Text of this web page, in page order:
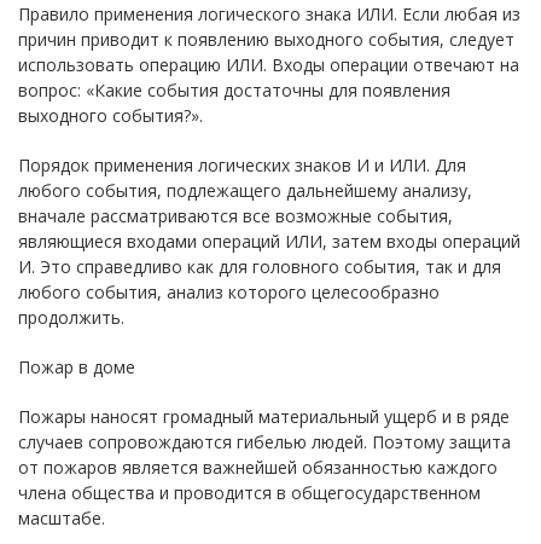
Правило применения логического знака ИЛИ. Если любая из
причин приводит к появлению выходного события, следует
использовать операцию ИЛИ. Входы операции отвечают на
вопрос: «Какие события достаточны для появления
выходного события?».
Порядок применения логических знаков И и ИЛИ. Для
любого события, подлежащего дальнейшему анализу,
вначале рассматриваются все возможные события,
являющиеся входами операций ИЛИ, затем входы операций
И. Это справедливо как для головного события, так и для
любого события, анализ которого целесообразно
продолжить.
Пожар в доме
Пожары наносят громадный материальный ущерб и в ряде
случаев сопровождаются гибелью людей. Поэтому защита
от пожаров является важнейшей обязанностью каждого
члена общества и проводится в общегосударственном
масштабе.